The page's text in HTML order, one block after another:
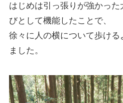
はじめは引っ張りが強かった
びとして機能したことで、
徐々に人の横について歩け
ました。